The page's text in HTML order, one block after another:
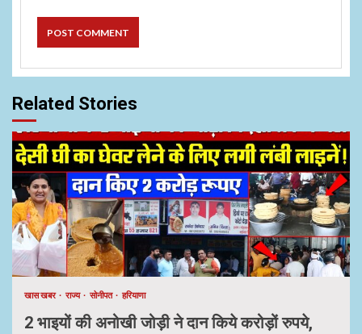
Related Stories
खास खबर राज्य सोनीपत हरियाणा
2 भाइयों की अनोखी जोड़ी ने दान किये करोड़ों रुपये,